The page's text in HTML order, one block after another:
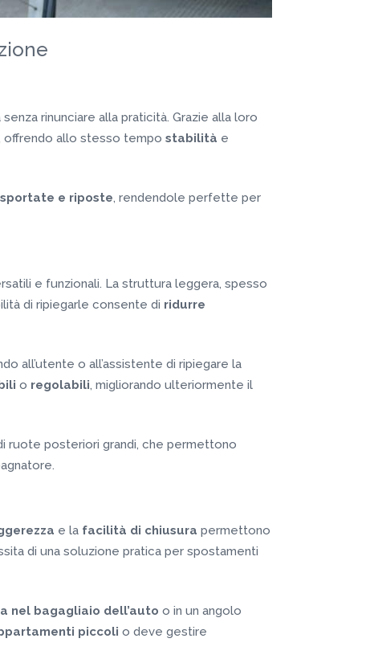
rinunciare alla praticità. Grazie alla loro
offrendo allo stesso tempo stabilità e
e riposte, rendendole perfette per
e funzionali. La struttura leggera, spesso
di ripiegarle consente di ridurre
all’utente o all’assistente di ripiegare la
o regolabili, migliorando ulteriormente il
ruote posteriori grandi, che permettono
e la facilità di chiusura permettono
di una soluzione pratica per spostamenti
nel bagagliaio dell’auto o in un angolo
piccoli o deve gestire